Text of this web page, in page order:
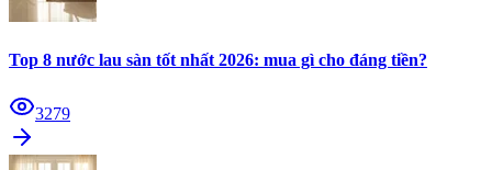
Top 8 nước lau sàn tốt nhất 2026: mua gì cho đáng tiền?
3279